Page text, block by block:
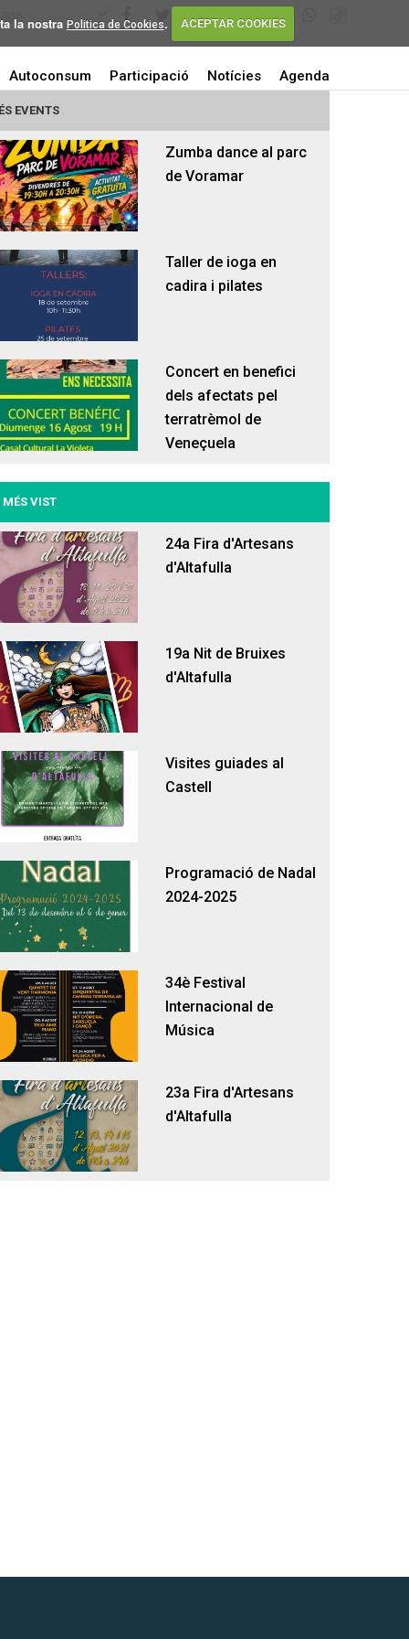
la nostra Politica de Cookies. ACEPTAR COOKIES
Autoconsum Participació Notícies
Agenda
EVENTS
Zumba dance al parc
de Voramar
Taller de ioga en
cadira i pilates
Concert en benefici
dels afectats pel
terratrèmol de
Veneçuela
MÉS VIST
24a Fira d'Artesans
d'Altafulla
19a Nit de Bruixes
d'Altafulla
Visites guiades al
Castell
Programació de Nadal
2024-2025
34è Festival
Internacional de
Música
23a Fira d'Artesans
d'Altafulla